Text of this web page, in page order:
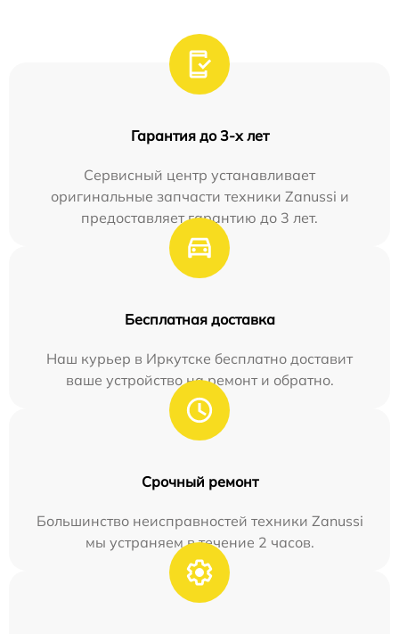
Гарантия до 3-х лет
Сервисный центр устанавливает
оригинальные запчасти техники Zanussi и
предоставляет гарантию до 3 лет.
Бесплатная доставка
Наш курьер в Иркутске бесплатно доставит
ваше устройство на ремонт и обратно.
Срочный ремонт
Большинство неисправностей техники Zanussi
мы устраняем в течение 2 часов.